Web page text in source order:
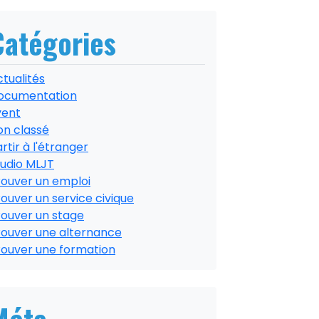
classé
à l'étranger
MLJT
un emploi
un service civique
un stage
une alternance
une formation